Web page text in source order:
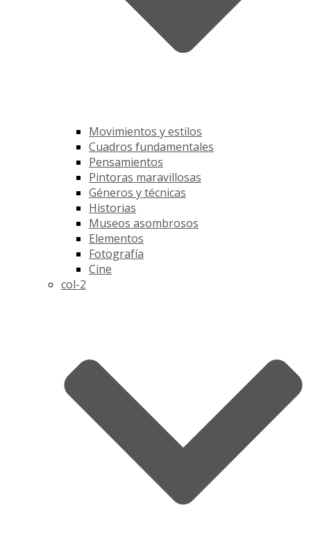
Movimientos y estilos
Cuadros fundamentales
Pensamientos
Pintoras maravillosas
Géneros y técnicas
Historias
Museos asombrosos
Elementos
Fotografía
Cine
col-2